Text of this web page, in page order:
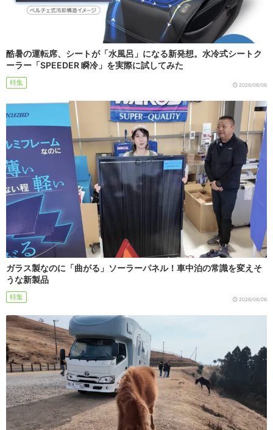
酷暑の運転席、シートが「水風呂」になる新発想。水冷式シートク
ーラー「SPEEDER 瞬冷」を実際に試してみた
特集 2026/08/06
ガラス製なのに「曲がる」ソーラーパネル！車中泊の常識を変えそ
うな新製品
特集 2026/08/06